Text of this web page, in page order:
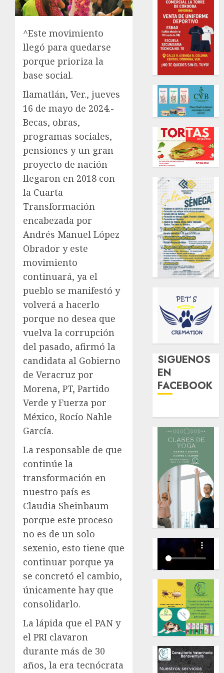
^Este movimiento
llegó para quedarse
porque prioriza la
base social.
Ilamatlán, Ver., jueves
16 de mayo de 2024.-
Becas, obras,
programas sociales,
pensiones y un gran
proyecto de nación
llegaron en 2018 con
la Cuarta
Transformación
encabezada por
Andrés Manuel López
Obrador y este
movimiento
continuará, ya el
pueblo se manifestó y
volverá a hacerlo
porque no desea que
vuelva la corrupción
del pasado, afirmó la
candidata al Gobierno
de Veracruz por
Morena, PT, Partido
Verde y Fuerza por
México, Rocío Nahle
García.
La responsable de que
continúe la
transformación en
nuestro país es
Claudia Sheinbaum
porque este proceso
no es de un solo
sexenio, esto tiene que
continuar porque ya
se concretó el cambio,
únicamente hay que
consolidarlo.
La lápida que el PAN y
el PRI clavaron
durante más de 30
años, la era tecnócrata
SIGUENOS
EN
FACEBOOK